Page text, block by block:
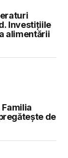
Investițiile
alimentării
de